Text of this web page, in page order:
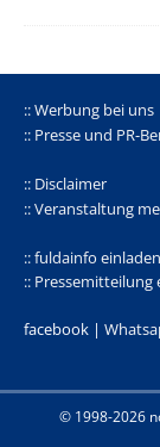
:: Werbung bei uns
:: Presse und PR-
:: Disclaimer
:: Veranstaltung
:: fuldainfo einladen
:: Pressemitteilung
facebook |
© 1998-2026